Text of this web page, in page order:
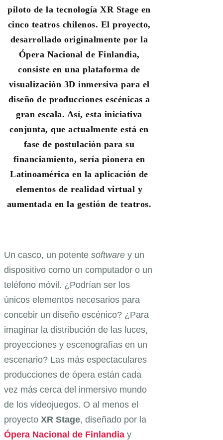
piloto de la tecnología XR Stage en
cinco teatros chilenos. El proyecto,
desarrollado originalmente por la
Ópera Nacional de Finlandia,
consiste en una plataforma de
visualización 3D inmersiva para el
diseño de producciones escénicas a
gran escala. Así, esta iniciativa
conjunta, que actualmente está en
fase de postulación para su
financiamiento, sería pionera en
Latinoamérica en la aplicación de
elementos de realidad virtual y
aumentada en la gestión de teatros.
Un casco, un potente software y un
dispositivo como un computador o un
teléfono móvil. ¿Podrían ser los
únicos elementos necesarios para
concebir un diseño escénico? ¿Para
imaginar la distribución de las luces,
proyecciones y escenografías en un
escenario? Las más espectaculares
producciones de ópera están cada
vez más cerca del inmersivo mundo
de los videojuegos. O al menos el
proyecto XR Stage, diseñado por la
Ópera Nacional de Finlandia y